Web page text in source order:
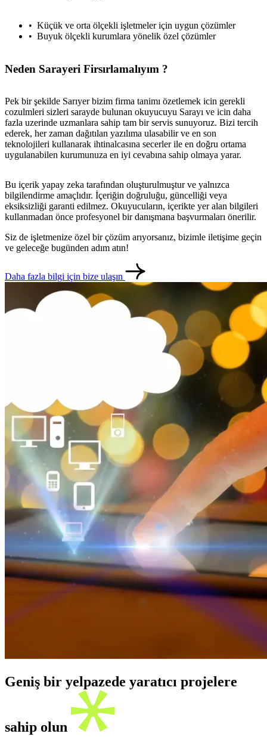
İletişim English
Küçük ve orta ölçekli işletmeler için uygun çözümler
Buyuk ölçekli kurumlara yönelik özel çözümler
Neden Sarayeri Firsırlamalıyım ?
Pek bir şekilde Sarıyer bizim firma tanimı özetlemek icin gerekli
cozulmleri sizleri sarayde bulunan okuyucuyu Sarayı ve icin daha
fazla uzerinde uzmanlara sahip tam bir servis sunuyoruz. Bizi tercih
ederek, her zaman dağıtılan yazılıma ulasabilir ve en son
teknolojileri kullanarak ihtinalcasına secerler ile en doğru ortama
uygulanabilen kurumunuza en iyi cevabına sahip olmaya yarar.
Bu içerik yapay zeka tarafından oluşturulmuştur ve yalnızca
bilgilendirme amaçlıdır. İçeriğin doğruluğu, güncelliği veya
eksiksizliği garanti edilmez. Okuyucuların, içerikte yer alan bilgileri
kullanmadan önce profesyonel bir danışmana başvurmaları önerilir.
Siz de işletmenize özel bir çözüm arıyorsanız, bizimle iletişime geçin
ve geleceğe bugünden adım atın!
Daha fazla bilgi için bize ulaşın
Geniş bir yelpazede yaratıcı projelere
sahip olun